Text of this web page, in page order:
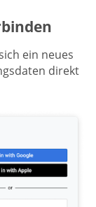
ein neues
direkt